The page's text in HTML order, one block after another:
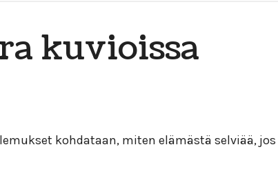
kuvioissa
kohdataan, miten elämästä selviää, jos